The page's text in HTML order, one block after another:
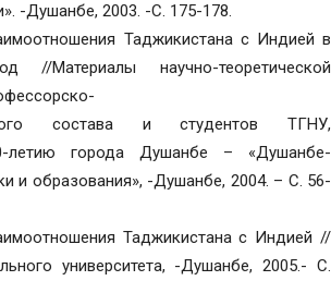
-Душанбе, 2003. -С. 175-178.
Таджикистана с Индией в
//Материалы научно-теоретической
профессорско-
состава и студентов ТГНУ,
летию города Душанбе – «Душанбе-
и образования», -Душанбе, 2004. – С. 56-
Таджикистана с Индией //
университета, -Душанбе, 2005.- С.